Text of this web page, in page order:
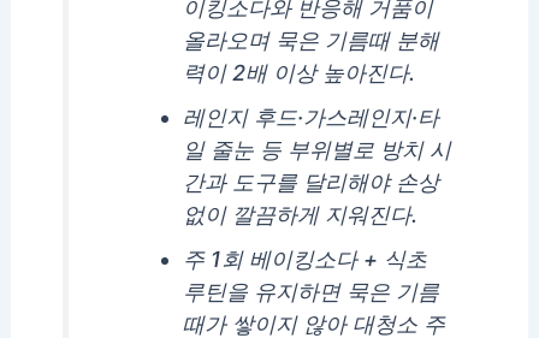
이킹소다와 반응해 거품이
올라오며 묵은 기름때 분해
력이 2배 이상 높아진다.
레인지 후드·가스레인지·타
일 줄눈 등 부위별로 방치 시
간과 도구를 달리해야 손상
없이 깔끔하게 지워진다.
주 1회 베이킹소다 + 식초
루틴을 유지하면 묵은 기름
때가 쌓이지 않아 대청소 주